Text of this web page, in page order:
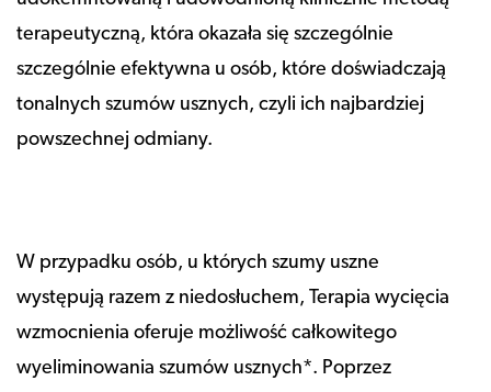
terapeutyczną, która okazała się szczególnie
szczególnie efektywna u osób, które doświadczają
tonalnych szumów usznych, czyli ich najbardziej
powszechnej odmiany.
W przypadku osób, u których szumy uszne
występują razem z niedosłuchem, Terapia wycięcia
wzmocnienia oferuje możliwość całkowitego
wyeliminowania szumów usznych*. Poprzez